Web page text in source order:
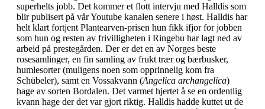
superhelts jobb. Det kommer et flott intervju med Halldis som
blir publisert på vår Youtube kanalen senere i høst. Halldis har
helt klart fortjent Plantearven-prisen hun fikk ifjor for jobben
som hun og resten av frivilligheten i Ringebu har lagt ned av
arbeid på prestegården. Der er det en av Norges beste
rosesamlinger, en fin samling av frukt trær og bærbusker,
humlesorter (muligens noen som opprinnelig kom fra
Schübeler), samt en Vossakvann (Angelica archangelica)
hage av sorten Bordalen. Det varmet hjertet å se en ordentlig
kvann hage der det var gjort riktig. Halldis hadde kuttet ut de